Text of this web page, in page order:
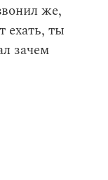
же,
ехать, ты
зачем